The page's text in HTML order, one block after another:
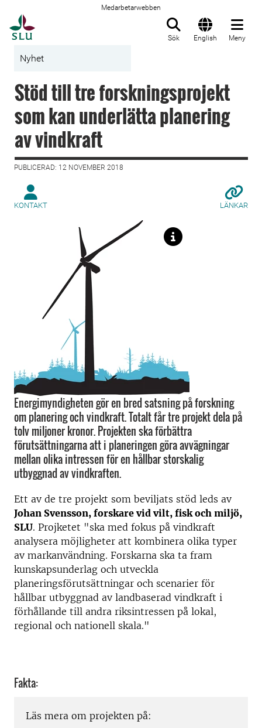
Medarbetarwebben
Sök English Meny
Nyhet
Stöd till tre forskningsprojekt
som kan underlätta planering
av vindkraft
PUBLICERAD: 12 NOVEMBER 2018
KONTAKT LÄNKAR
Energimyndigheten gör en bred satsning på forskning
om planering och vindkraft. Totalt får tre projekt dela på
tolv miljoner kronor. Projekten ska förbättra
förutsättningarna att i planeringen göra avvägningar
mellan olika intressen för en hållbar storskalig
utbyggnad av vindkraften.
Ett av de tre projekt som beviljats stöd leds av
Johan Svensson, forskare vid vilt, fisk och miljö,
SLU. Projketet "ska med fokus på vindkraft
analysera möjligheter att kombinera olika typer
av markanvändning. Forskarna ska ta fram
kunskapsunderlag och utveckla
planeringsförutsättningar och scenarier för
hållbar utbyggnad av landbaserad vindkraft i
förhållande till andra riksintressen på lokal,
regional och nationell skala."
Fakta:
Läs mera om projekten på: